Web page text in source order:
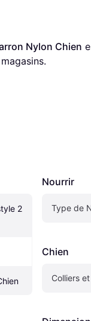
Nylon Chien
magasins.
2
Nourrir
Type de
Chien
Colliers